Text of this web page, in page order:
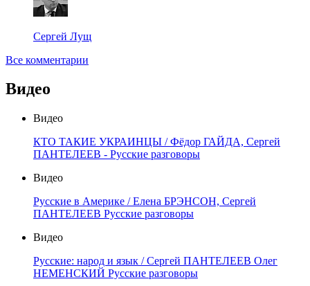
Сергей Лущ
Все комментарии
Видео
Видео
КТО ТАКИЕ УКРАИНЦЫ / Фёдор ГАЙДА, Сергей
ПАНТЕЛЕЕВ - Русские разговоры
Видео
Русские в Америке / Елена БРЭНСОН, Сергей
ПАНТЕЛЕЕВ Русские разговоры
Видео
Русские: народ и язык / Сергей ПАНТЕЛЕЕВ Олег
НЕМЕНСКИЙ Русские разговоры